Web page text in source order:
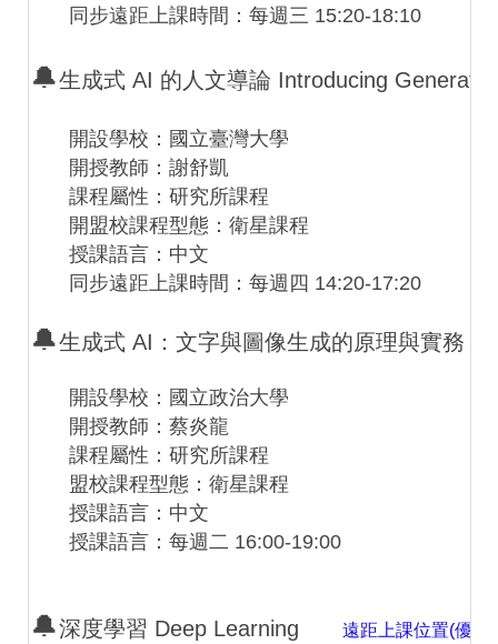
同步遠距上課時間：每週三 15:20-18:10
🔔生成式 AI 的人文導論 Introducing
開設學校：國立臺灣大學
開授教師：謝舒凱
課程屬性：研究所課程
開盟校課程型態：衛星課程
授課語言：中文
同步遠距上課時間：每週四 14:20-17:20
🔔生成式 AI：文字與圖像生成的原理與實務
開設學校：國立政治大學
開授教師：蔡炎龍
課程屬性：研究所課程
盟校課程型態：衛星課程
授課語言：中文
授課語言：每週二 16:00-19:00
🔔深度學習 Deep Learning 遠距上課位置(優先